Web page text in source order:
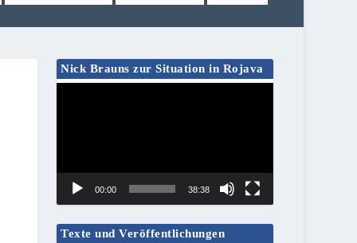
Nick Brauns zur Situation in Rojava
00:00 38:38
Texte und Veröffentlichungen